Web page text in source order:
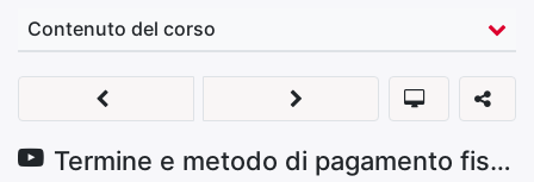
Contenuto del corso
Termine e metodo di pagamento fiscali